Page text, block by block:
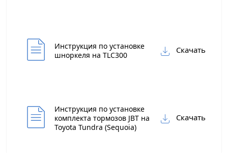
Инструкция по установке
шноркеля на TLC300
Скачать
Инструкция по установке
комплекта тормозов JBT на
Toyota Tundra (Sequoia)
Скачать
Тема сообщения
E-mail*
Ваш город*
Год выпуска*
Телефон*
Марка и Модель
Пробег